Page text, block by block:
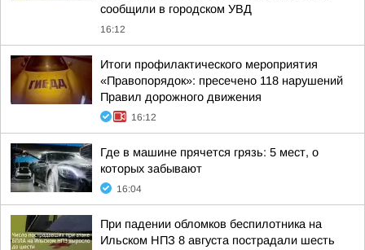
сообщили в городском УВД
16:12
Итоги профилактического мероприятия
«Правопорядок»: пресечено 118 нарушений
Правил дорожного движения
16:12
Где в машине прячется грязь: 5 мест, о
которых забывают
16:04
При падении обломков беспилотника на
Ильском НПЗ 8 августа пострадали шесть